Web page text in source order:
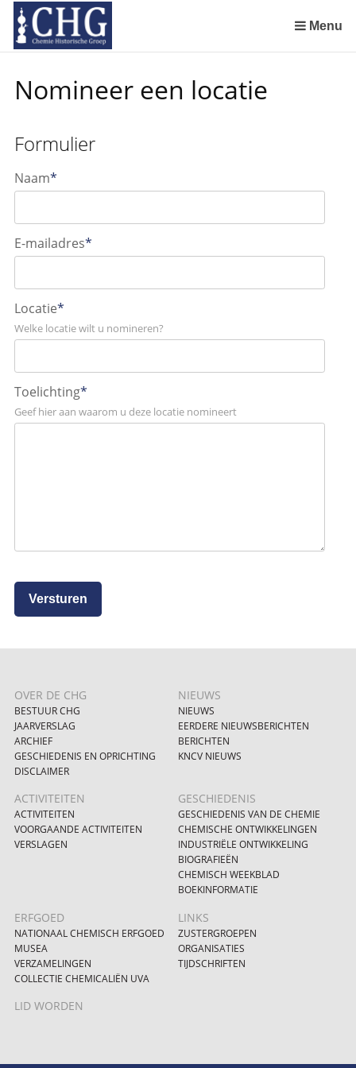
links
over
naar
de
Spring
het
Menu
Nomineer een locatie
Formulier
Naam*
E-mailadres*
Locatie*
Welke locatie wilt u nomineren?
Toelichting*
Geef hier aan waarom u deze locatie nomineert
Versturen
OVER DE CHG
BESTUUR CHG
JAARVERSLAG
ARCHIEF
GESCHIEDENIS EN OPRICHTING
DISCLAIMER
NIEUWS
NIEUWS
EERDERE NIEUWSBERICHTEN
BERICHTEN
KNCV NIEUWS
ACTIVITEITEN
ACTIVITEITEN
VOORGAANDE ACTIVITEITEN
VERSLAGEN
GESCHIEDENIS
GESCHIEDENIS VAN DE CHEMIE
CHEMISCHE ONTWIKKELINGEN
INDUSTRIËLE ONTWIKKELING
BIOGRAFIEËN
CHEMISCH WEEKBLAD
BOEKINFORMATIE
ERFGOED
NATIONAAL CHEMISCH ERFGOED
MUSEA
VERZAMELINGEN
COLLECTIE CHEMICALIËN UVA
LINKS
ZUSTERGROEPEN
ORGANISATIES
TIJDSCHRIFTEN
LID WORDEN